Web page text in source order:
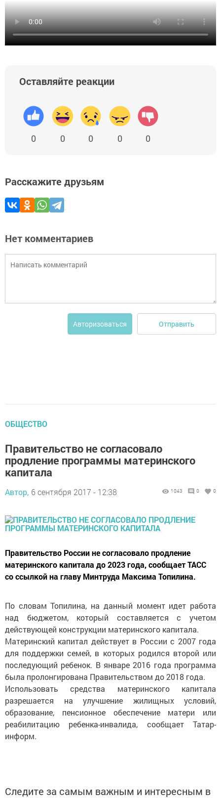
Оставляйте реакции
0 0 0 0 0
Расскажите друзьям
Нет комментариев
Авторизоваться Отправить
ОБЩЕСТВО
Правительство не согласовало
продление программы материнского
капитала
Автор, 6 сентября 2017 - 12:38 1043 0 0
Правительство России не согласовало продление
материнского капитала до 2023 года, сообщает ТАСС
со ссылкой на главу Минтруда Максима Топилина.
По словам Топилина, на данный момент идет работа
над бюджетом, который составляется с учетом
действующей конструкции материнского капитала.
Материнский капитал действует в России с 2007 года
для поддержки семей, в которых родился второй или
последующий ребенок. В январе 2016 года программа
была пролонгирована Правительством до 2018 года.
Использовать средства материнского капитала
разрешается на улучшение жилищных условий,
образование, пенсионное обеспечение матери или
реабилитацию ребенка-инвалида, сообщает Татар-
информ.
Следите за самым важным и интересным в